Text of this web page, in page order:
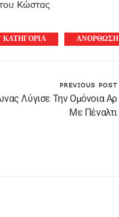
Κώστας
ΚΑΤΗΓΟΡΙΑ ΑΝΟΡΘΩΣΗ
PREVIOUS POST
Λύγισε Την Ομόνοια Αρ
Με Πέναλτι